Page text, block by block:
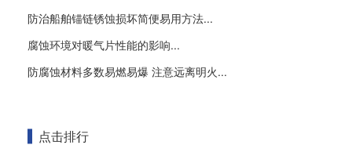
防治船舶锚链锈蚀损坏简便易用方法...
腐蚀环境对暖气片性能的影响...
防腐蚀材料多数易燃易爆 注意远离明火...
点击排行